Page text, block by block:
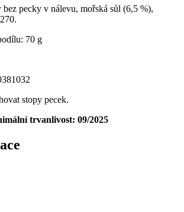
pecky v nálevu, mořská sůl (6,5 %),
70 g
stopy pecek.
trvanlivost: 09/2025